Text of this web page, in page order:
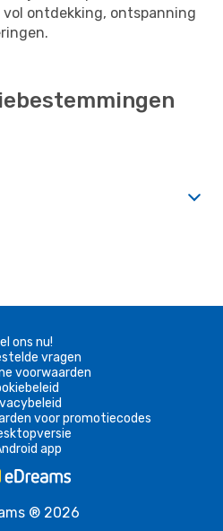
ontdekking, ontspanning
ons nu!
vragen
voorwaarden
voor promotiecodes
app
® 2026